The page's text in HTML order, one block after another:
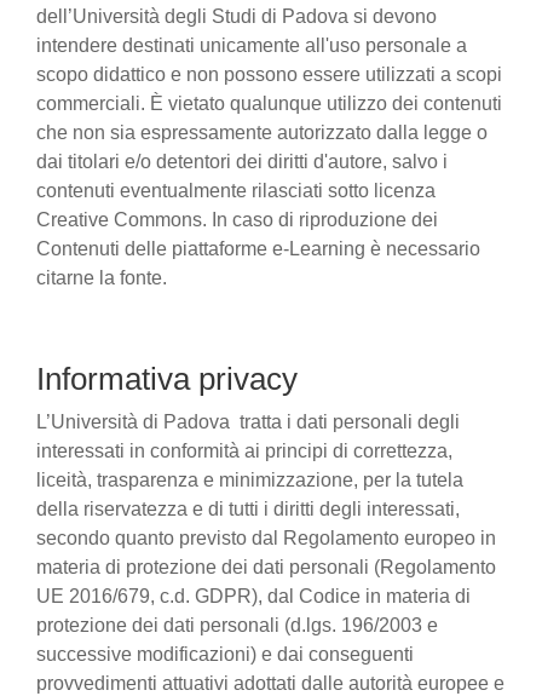
dell’Università degli Studi di Padova si devono
intendere destinati unicamente all'uso personale a
scopo didattico e non possono essere utilizzati a scopi
commerciali. È vietato qualunque utilizzo dei contenuti
che non sia espressamente autorizzato dalla legge o
dai titolari e/o detentori dei diritti d'autore, salvo i
contenuti eventualmente rilasciati sotto licenza
Creative Commons. In caso di riproduzione dei
Contenuti delle piattaforme e-Learning è necessario
citarne la fonte.
Informativa privacy
L’Università di Padova tratta i dati personali degli
interessati in conformità ai principi di correttezza,
liceità, trasparenza e minimizzazione, per la tutela
della riservatezza e di tutti i diritti degli interessati,
secondo quanto previsto dal Regolamento europeo in
materia di protezione dei dati personali (Regolamento
UE 2016/679, c.d. GDPR), dal Codice in materia di
protezione dei dati personali (d.lgs. 196/2003 e
successive modificazioni) e dai conseguenti
provvedimenti attuativi adottati dalle autorità europee e